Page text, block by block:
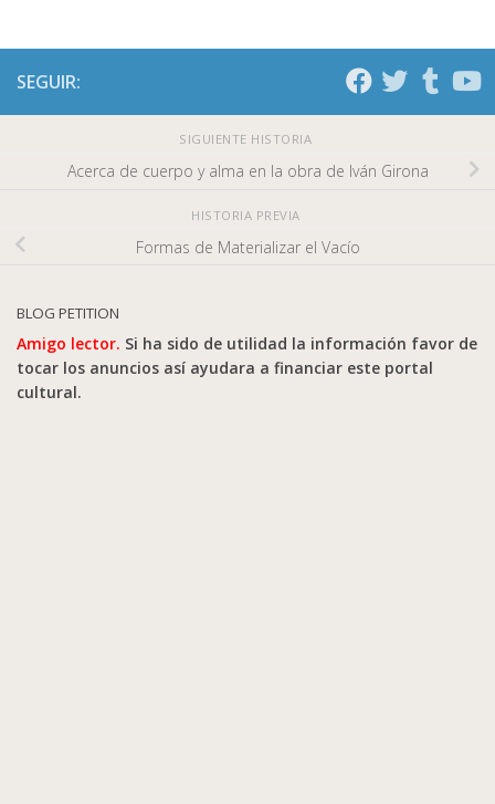
SEGUIR:
SIGUIENTE HISTORIA
Acerca de cuerpo y alma en la obra de Iván Girona
HISTORIA PREVIA
Formas de Materializar el Vacío
BLOG PETITION
Amigo lector. Si ha sido de utilidad la información favor de
tocar los anuncios así ayudara a financiar este portal
cultural.